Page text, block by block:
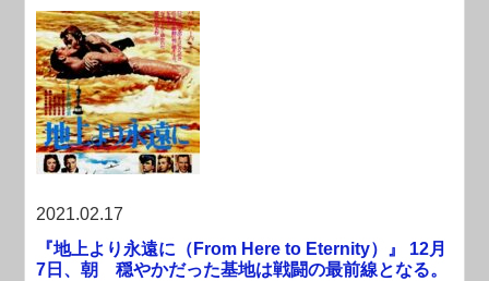
2021.02.17
『地上より永遠に（From Here to Eternity）』 12月
7日、朝 穏やかだった基地は戦闘の最前線となる。